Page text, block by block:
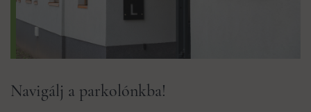
Navigálj a parkolónkba!